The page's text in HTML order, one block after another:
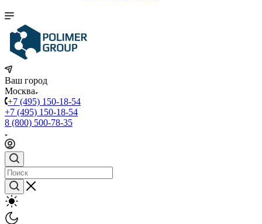
Ваш город
Москва
+7 (495) 150-18-54
+7 (495) 150-18-54
8 (800) 500-78-35